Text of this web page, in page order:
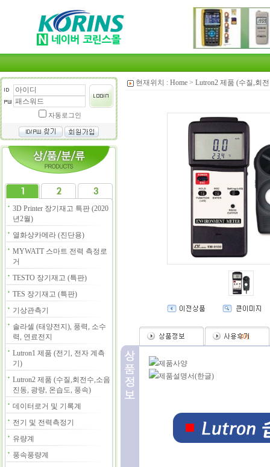
자동로그인
3D Printer 장기재고 특판 (2020
년2월)
열화상카메라 (진단용)
MYWATT 스마트 전력 측정로
거
TESTO 장기재고 (특판)
TES 장기재고 (특판)
기상관측기
솔라셀 (태양전지), 풍력, 소수
력, 연료전지
Lutron1 제품 (전기, 전자 계측
기)
Lutron2 제품 (수질,회전수,소음
진동, 광량, 온습도, 풍속)
데이터로거 및 기록계
전기 및 전력측정기
유량계
풍속풍량계
현재위치 : Home > Lutron2 제품 (수질,회
(0)
제품사양
제품설명서(한글)